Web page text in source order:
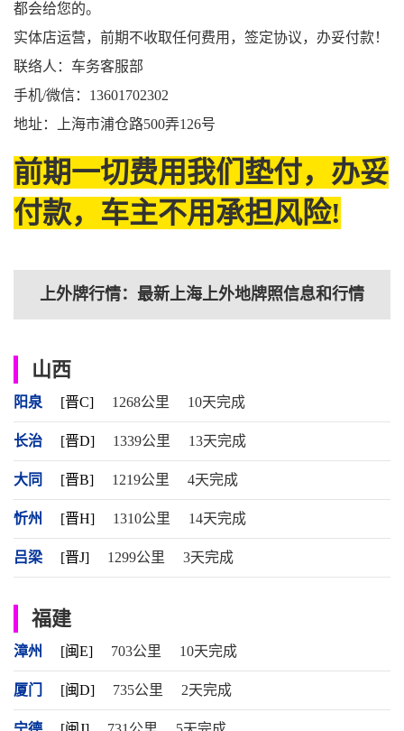
都会给您的。
实体店运营，前期不收取任何费用，签定协议，办妥付款！
联络人：车务客服部
手机/微信：13601702302
地址：上海市浦仓路500弄126号
前期一切费用我们垫付，办妥
付款，车主不用承担风险!
上外牌行情：最新上海上外地牌照信息和行情
山西
阳泉 [晋C] 1268公里 10天完成
长治 [晋D] 1339公里 13天完成
大同 [晋B] 1219公里 4天完成
忻州 [晋H] 1310公里 14天完成
吕梁 [晋J] 1299公里 3天完成
福建
漳州 [闽E] 703公里 10天完成
厦门 [闽D] 735公里 2天完成